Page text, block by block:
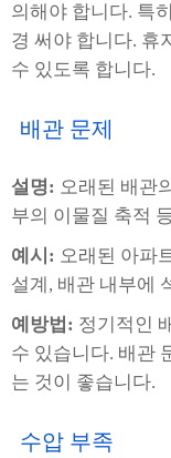
의해야 합니다. 특
경 써야 합니다. 휴
수 있도록 합니다.
배관 문제
설명: 오래된 배관
부의 이물질 축적
예시: 오래된 아파
설계, 배관 내부에
예방법: 정기적인
수 있습니다. 배관
는 것이 좋습니다.
수압 부족